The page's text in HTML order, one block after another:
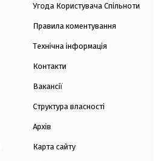
Угода Користувача Спільноти
Правила коментування
Технічна інформація
Контакти
Вакансії
Структура власності
Архів
Карта сайту